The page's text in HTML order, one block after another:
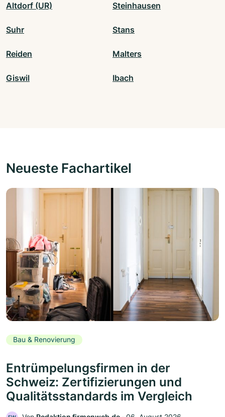
Altdorf (UR) Steinhausen
Suhr Stans
Reiden Malters
Giswil Ibach
Neueste Fachartikel
Bau & Renovierung
Entrümpelungsfirmen in der
Schweiz: Zertifizierungen und
Qualitätsstandards im Vergleich